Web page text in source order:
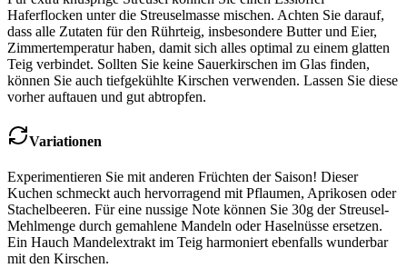
Haferflocken unter die Streuselmasse mischen. Achten Sie darauf,
dass alle Zutaten für den Rührteig, insbesondere Butter und Eier,
Zimmertemperatur haben, damit sich alles optimal zu einem glatten
Teig verbindet. Sollten Sie keine Sauerkirschen im Glas finden,
können Sie auch tiefgekühlte Kirschen verwenden. Lassen Sie diese
vorher auftauen und gut abtropfen.
Variationen
Experimentieren Sie mit anderen Früchten der Saison! Dieser
Kuchen schmeckt auch hervorragend mit Pflaumen, Aprikosen oder
Stachelbeeren. Für eine nussige Note können Sie 30g der Streusel-
Mehlmenge durch gemahlene Mandeln oder Haselnüsse ersetzen.
Ein Hauch Mandelextrakt im Teig harmoniert ebenfalls wunderbar
mit den Kirschen.